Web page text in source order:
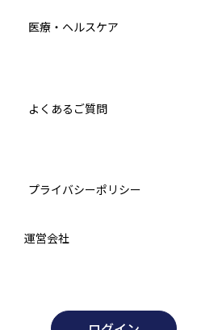
医療・ヘルスケア
よくあるご質問
プライバシーポリシー
運営会社